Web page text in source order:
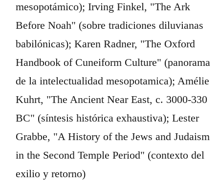
mesopotámico); Irving Finkel, "The Ark
Before Noah" (sobre tradiciones diluvianas
babilónicas); Karen Radner, "The Oxford
Handbook of Cuneiform Culture" (panorama
de la intelectualidad mesopotamica); Amélie
Kuhrt, "The Ancient Near East, c. 3000-330
BC" (síntesis histórica exhaustiva); Lester
Grabbe, "A History of the Jews and Judaism
in the Second Temple Period" (contexto del
exilio y retorno)